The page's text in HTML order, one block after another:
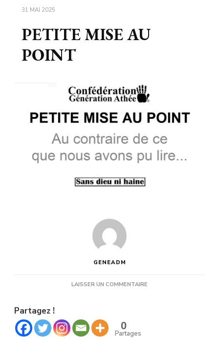
31 MAI 2025
PETITE MISE AU
POINT
GENEADM
LAISSER UN COMMENTAIRE
Partagez !
0
Partages